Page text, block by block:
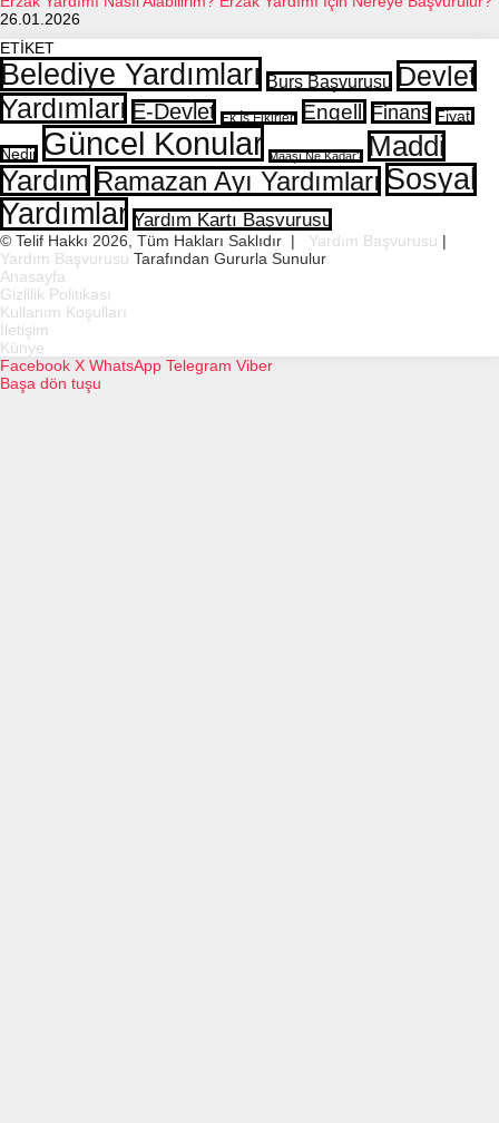
26.01.2026
ETİKET
Belediye Yardımları Burs Başvurusu Devlet
Yardımları E-Devlet Ek İş Fikirleri Engelli Finans Fiyatı
Nedir Güncel Konular Maaşı Ne Kadar?
Maddi
Yardım Ramazan Ayı Yardımları Sosyal
Yardımlar Yardım Kartı Başvurusu
© Telif Hakkı 2026, Tüm Hakları Saklıdır | Yardım Başvurusu |
Yardım Başvurusu Tarafından Gururla Sunulur
Anasayfa
Gizlilik Politikası
Kullanım Koşulları
İletişim
Künye
Facebook X WhatsApp Telegram Viber
Başa dön tuşu